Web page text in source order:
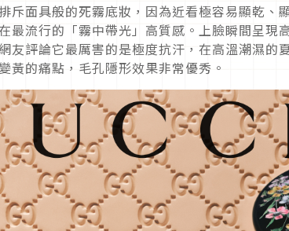
斥面具般的死霧底妝，因為近看極容易顯乾、
最流行的「霧中帶光」高質感。上臉瞬間呈現
友評論它最厲害的是極度抗汗，在高溫潮濕的
黃的痛點，毛孔隱形效果非常優秀。